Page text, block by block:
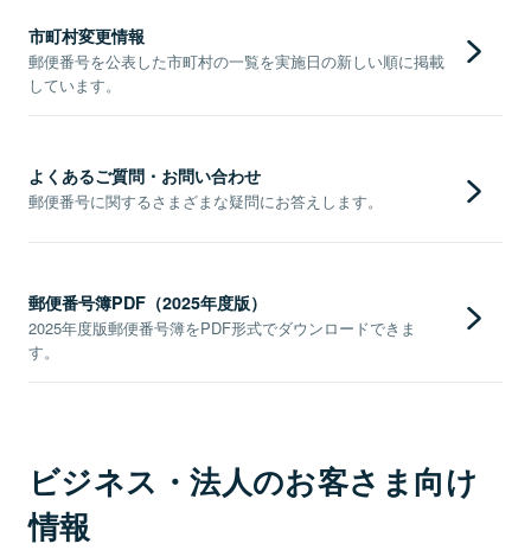
市町村変更情報
郵便番号を公表した市町村の一覧を実施日の新しい順に掲載
しています。
よくあるご質問・お問い合わせ
郵便番号に関するさまざまな疑問にお答えします。
郵便番号簿PDF（2025年度版）
2025年度版郵便番号簿をPDF形式でダウンロードできま
す。
ビジネス・法人のお客さま向け
情報